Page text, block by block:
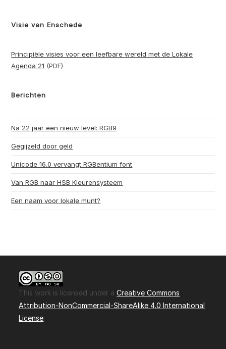
Visie van Enschede
Principiële visies voor een leefbare wereld met de Lokale
Agenda 21 (PDF)
Berichten
Na 22 jaar een nieuw level: RGB9
Gegijzeld door geld
Unicode 16.0 vervangt RGBentium font
Van RGB naar HSB Kleurensysteem
Een naam voor lokale munt?
This work is licensed under aCreative Commons
Attribution-NonCommercial-ShareAlike 4.0 International
License.